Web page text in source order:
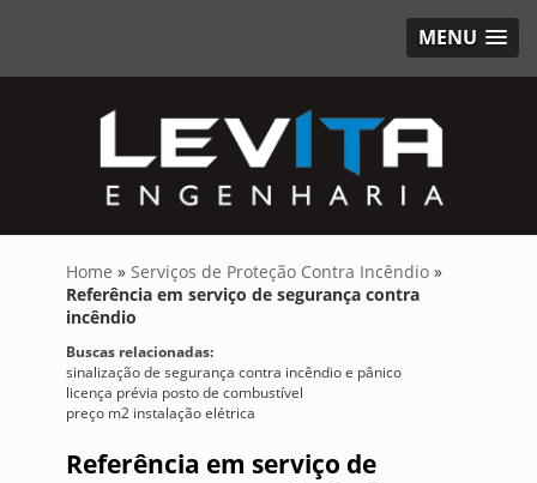
MENU
Home » Serviços de Proteção Contra Incêndio »
Referência em serviço de segurança contra
incêndio
Buscas relacionadas:
sinalização de segurança contra incêndio e pânico
licença prévia posto de combustível
preço m2 instalação elétrica
Referência em serviço de